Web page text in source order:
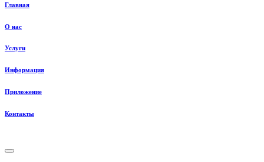
Главная
О нас
Услуги
Информация
Приложение
Контакты